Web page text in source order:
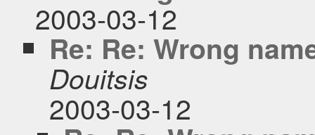
2003-03-12
Re: Re: Wrong
Douitsis
2003-03-12